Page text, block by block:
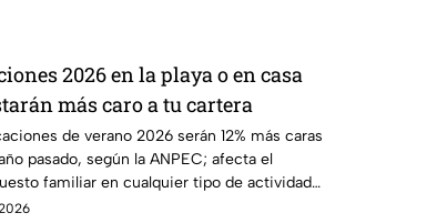
2026 en la playa o en casa
más caro a tu cartera
de verano 2026 serán 12% más caras
pasado, según la ANPEC; afecta el
familiar en cualquier tipo de actividad